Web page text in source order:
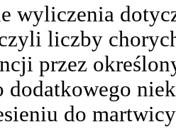
wyliczenia
liczby
przez
dodatkowego
do